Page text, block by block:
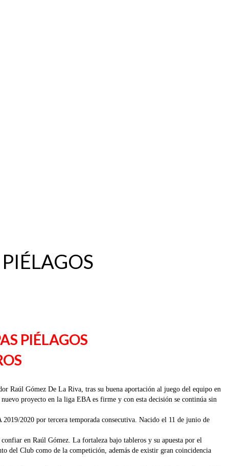
PIÉLAGOS
Raúl Gómez De La Riva, tras su buena aportación al juego del equipo en
proyecto en la liga EBA es firme y con esta decisión se continúa sin
2020 por tercera temporada consecutiva. Nacido el 11 de junio de
en Raúl Gómez. La fortaleza bajo tableros y su apuesta por el
del Club como de la competición, además de existir gran coincidencia